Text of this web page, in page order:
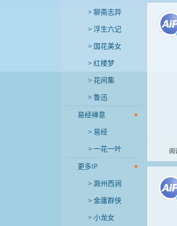
聊斋志异
浮生六记
国花美女
红楼梦
花间集
鲁迅
易经禅意
易经
一花一叶
更多IP
滁州西涧
金庸群侠
小龙女
阅